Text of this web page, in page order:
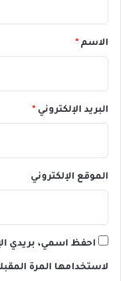
*الاسم *
البريد الإلكتروني *
الموقع الإلكتروني
احفظ اسمي، بريدي
لاستخدامها المرة